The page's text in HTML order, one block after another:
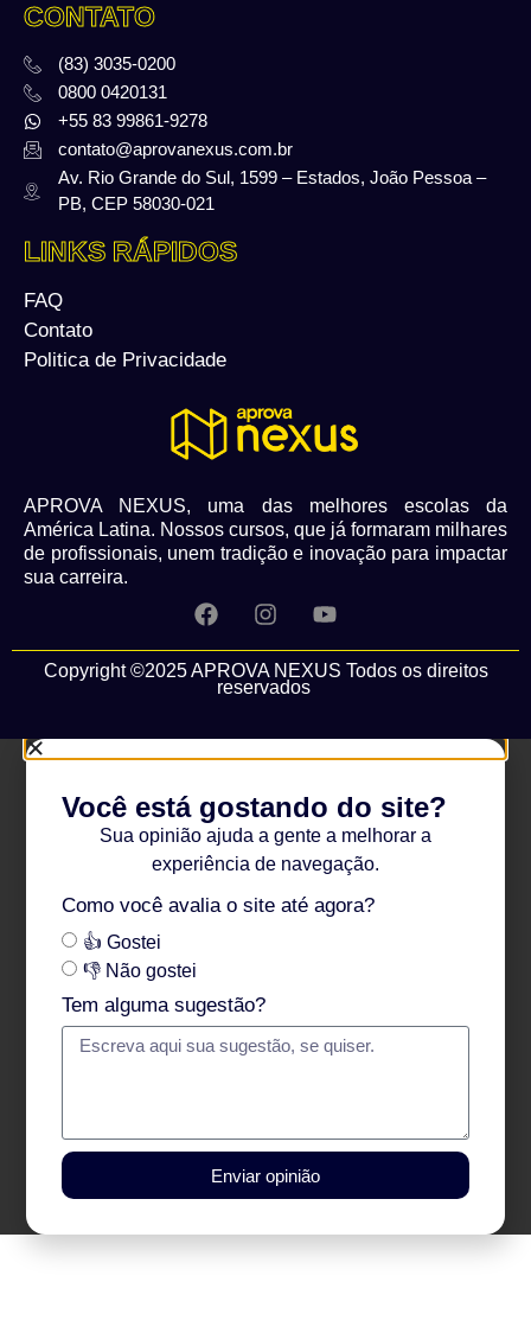
CONTATO
(83) 3035-0200
0800 0420131
+55 83 99861-9278
contato@aprovanexus.com.br
Av. Rio Grande do Sul, 1599 – Estados, João Pessoa –
PB, CEP 58030-021
LINKS RÁPIDOS
FAQ
Contato
Politica de Privacidade
APROVA NEXUS, uma das melhores escolas da
América Latina. Nossos cursos, que já formaram milhares
de profissionais, unem tradição e inovação para impactar
sua carreira.
Copyright ©2025 APROVA NEXUS Todos os direitos
reservados
Você está gostando do site?
Sua opinião ajuda a gente a melhorar a
experiência de navegação.
Como você avalia o site até agora?
👍 Gostei
👎 Não gostei
Tem alguma sugestão?
Enviar opinião